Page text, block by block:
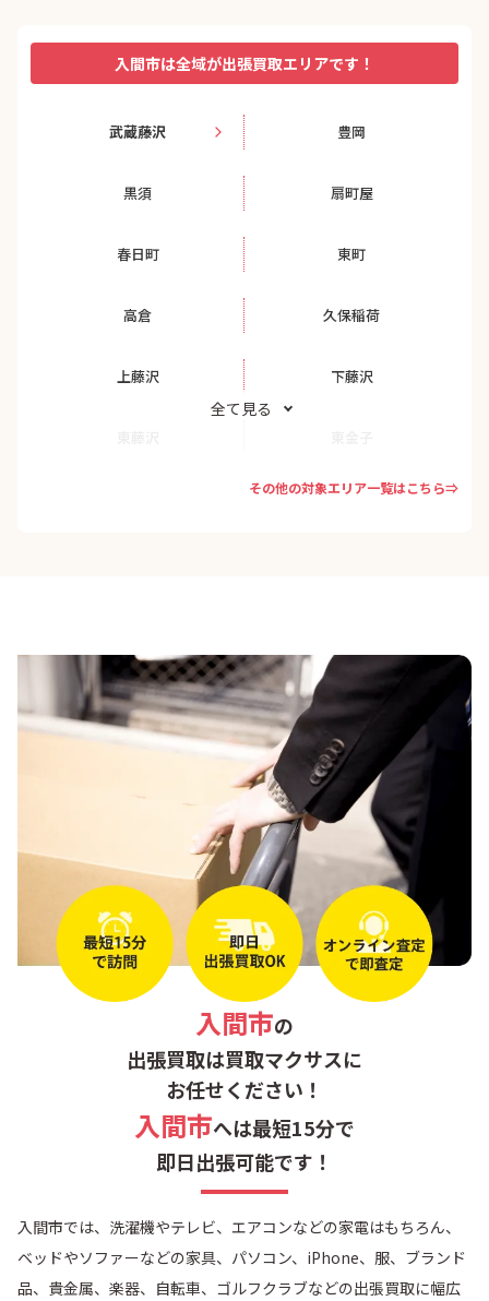
入間市は全域が出張買取エリアです！
武蔵藤沢 豊岡
黒須 扇町屋
春日町 東町
高倉 久保稲荷
上藤沢 下藤沢
新久
向陽台 西三ツ木
二本木
全て見る
その他の対象エリア一覧はこちら⇒
入間市の
出張買取は買取マクサスに
お任せください！
入間市へは最短15分で
即日出張可能です！
入間市では、洗濯機やテレビ、エアコンなどの家電はもちろん、
ベッドやソファーなどの家具、パソコン、iPhone、服、ブランド
品、貴金属、楽器、自転車、ゴルフクラブなどの出張買取に幅広